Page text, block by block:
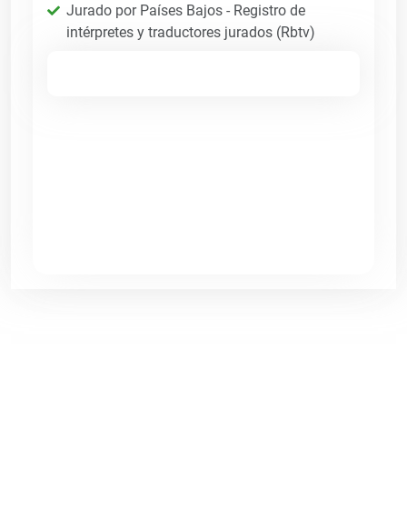
Jurado por Países Bajos - Registro de
intérpretes y traductores jurados (Rbtv)